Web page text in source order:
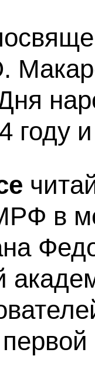
году
в